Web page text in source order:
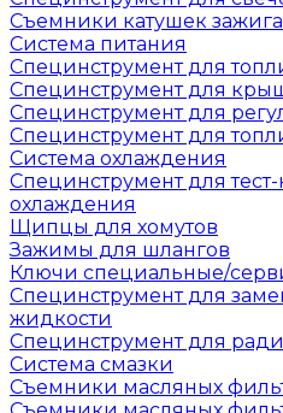
Съемники катушек
Система питания
Специнструмент для
Специнструмент для
Специнструмент для
Специнструмент для
Система охлаждения
Специнструмент для
охлаждения
Щипцы для хомутов
Зажимы для шлангов
Ключи специальные/
Специнструмент для
жидкости
Специнструмент для
Система смазки
Съемники масляных